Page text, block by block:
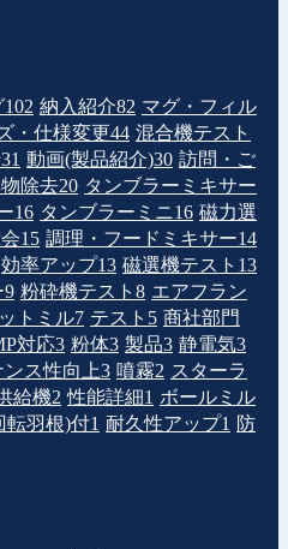
102 納入紹介82 マグ・フィル
・仕様変更44 混合機テスト
31 動画(製品紹介)30 訪問・ご
除去20 タンブラーミキサー
16 タンブラーミニ16 磁力選
15 調理・フードミキサー14
効率アップ13 磁選機テスト 13
9 粉砕機テスト 8 エアフラン
トミル7 テスト 5 商社部門
対応3 粉体3 製品3 静電気3
ンス性向上3 噴霧2 スターラ
給機2 性能詳細1 ボールミル
転羽根)付1 耐久性アップ1 防